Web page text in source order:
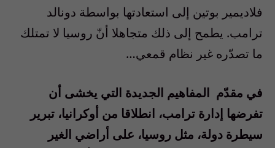
فلاديمير بوتين إلى استعادتها بواسطة دونالد
ترامب. يطمح إلى ذلك متجاهلا أنّ روسيا لا تمتلك
ما تصدّره غير نظام قمعي…
في مقدّم المفاهيم الجديدة التي يخشى أن
تفرضها إدارة ترامب، انطلاقا من أوكرانيا، تبرير
سيطرة دولة، مثل روسيا، على أراضي الغير